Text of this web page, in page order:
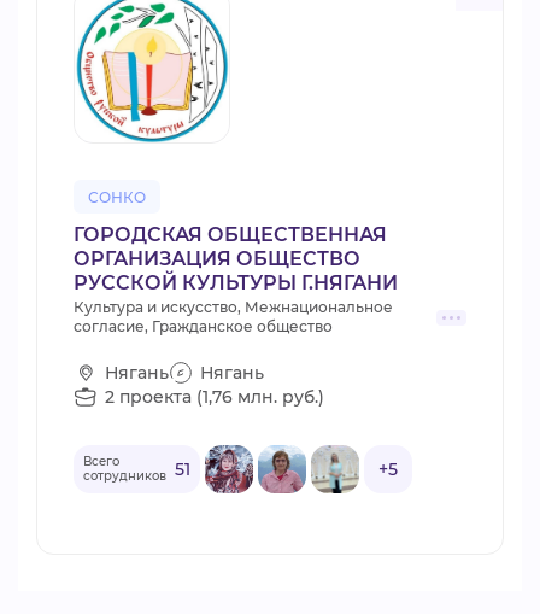
СОНКО
ГОРОДСКАЯ ОБЩЕСТВЕННАЯ
ОРГАНИЗАЦИЯ ОБЩЕСТВО
РУССКОЙ КУЛЬТУРЫ Г.НЯГАНИ
Культура и искусство, Межнациональное
согласие, Гражданское общество
Нягань
Нягань
2 проекта (1,76 млн. руб.)
Всего
сотрудников 51 +5